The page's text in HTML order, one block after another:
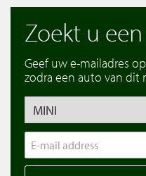
Zoekt u een
Geef uw e-mailadres
zodra een auto van